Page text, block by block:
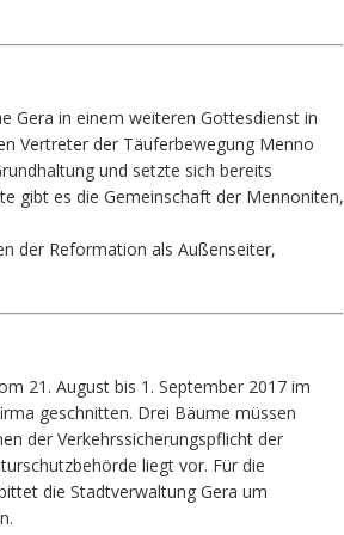
Gera in einem weiteren Gottesdienst in
Vertreter der Täuferbewegung Menno
und setzte sich bereits
gibt es die Gemeinschaft der Mennoniten,
der Reformation als Außenseiter,
21. August bis 1. September 2017 im
geschnitten. Drei Bäume müssen
der Verkehrssicherungspflicht der
liegt vor. Für die
die Stadtverwaltung Gera um